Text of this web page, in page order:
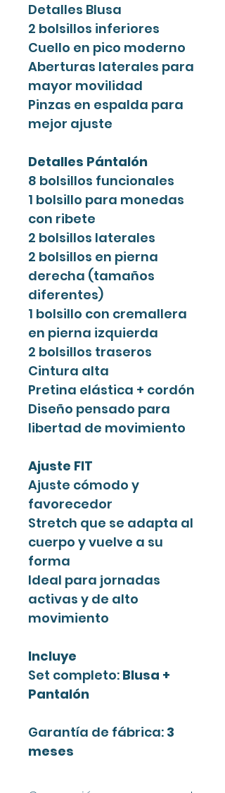
Detalles Blusa
2 bolsillos inferiores
Cuello en pico moderno
Aberturas laterales para
mayor movilidad
Pinzas en espalda para
mejor ajuste
Detalles Pántalón
8 bolsillos funcionales
1 bolsillo para monedas
con ribete
2 bolsillos laterales
2 bolsillos en pierna
derecha (tamaños
diferentes)
1 bolsillo con cremallera
en pierna izquierda
2 bolsillos traseros
Cintura alta
Pretina elástica + cordón
Diseño pensado para
libertad de movimiento
Ajuste FIT
Ajuste cómodo y
favorecedor
Stretch que se adapta al
cuerpo y vuelve a su
forma
Ideal para jornadas
activas y de alto
movimiento
Incluye
Set completo: Blusa +
Pantalón
Garantía de fábrica: 3
meses